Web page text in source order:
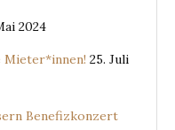
2024
Mieter*innen! 25. Juli
Benefizkonzert